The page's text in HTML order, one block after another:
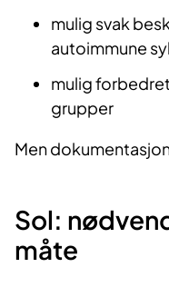
mulig svak
autoimmune
mulig
grupper
Men
Sol:
måte